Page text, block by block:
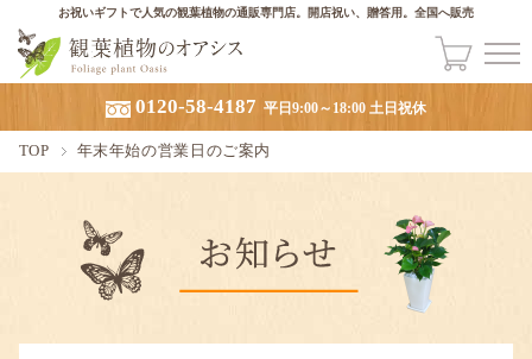
お祝いギフトで人気の観葉植物の通販専門店。開店祝い、贈答用。全国へ販売
0120-58-4187 平日9:00～18:00 土日祝休
TOP 年末年始の営業日のご案内